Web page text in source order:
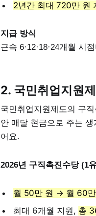
2년간 최대 720만 원
지급 방식
근속 6·12·18·24개월 시
2. 국민취업지원
국민취업지원제도의 구
안 매달 현금으로 주는
어요.
2026년 구직촉진수당 (1
월 50만 원 → 월 60
최대 6개월 지원, 총